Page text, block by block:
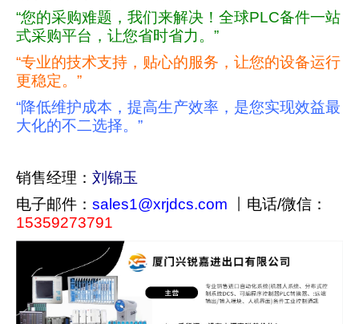
“您的采购难题，我们来解决！全球PLC备件一站
式采购平台，让您省时省力。”
“专业的技术支持，贴心的服务，让您的设备运行
更稳定。”
“降低维护成本，提高生产效率，是您实现效益最
大化的不二选择。”
销售经理： 刘锦玉
电子邮件： sales1@xrjdcs.com
电话/微信：
15359273791